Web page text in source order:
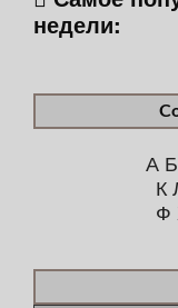
недели:
А Б
К
Ф